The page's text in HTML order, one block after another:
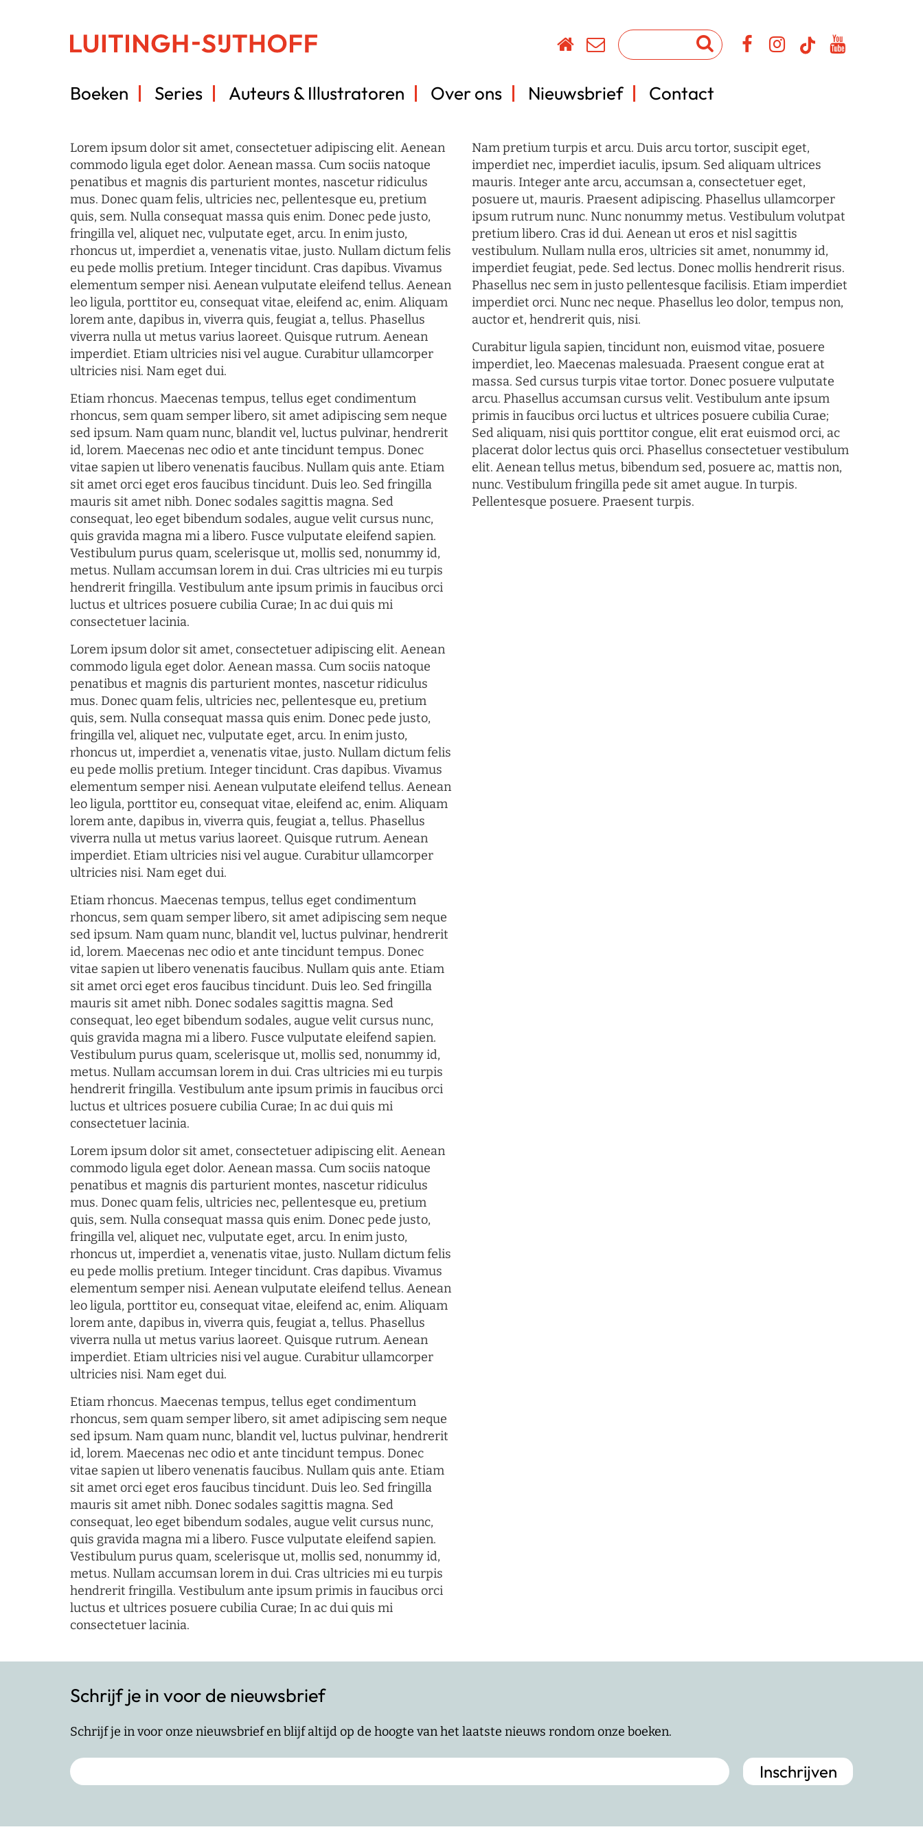
Boeken Series Auteurs & Illustratoren Over ons Nieuwsbrief Contact
Lorem ipsum dolor sit amet, consectetuer adipiscing elit. Aenean
commodo ligula eget dolor. Aenean massa. Cum sociis natoque
penatibus et magnis dis parturient montes, nascetur ridiculus
mus. Donec quam felis, ultricies nec, pellentesque eu, pretium
quis, sem. Nulla consequat massa quis enim. Donec pede justo,
fringilla vel, aliquet nec, vulputate eget, arcu. In enim justo,
rhoncus ut, imperdiet a, venenatis vitae, justo. Nullam dictum felis
eu pede mollis pretium. Integer tincidunt. Cras dapibus. Vivamus
elementum semper nisi. Aenean vulputate eleifend tellus. Aenean
leo ligula, porttitor eu, consequat vitae, eleifend ac, enim. Aliquam
lorem ante, dapibus in, viverra quis, feugiat a, tellus. Phasellus
viverra nulla ut metus varius laoreet. Quisque rutrum. Aenean
imperdiet. Etiam ultricies nisi vel augue. Curabitur ullamcorper
ultricies nisi. Nam eget dui.
Etiam rhoncus. Maecenas tempus, tellus eget condimentum
rhoncus, sem quam semper libero, sit amet adipiscing sem neque
sed ipsum. Nam quam nunc, blandit vel, luctus pulvinar, hendrerit
id, lorem. Maecenas nec odio et ante tincidunt tempus. Donec
vitae sapien ut libero venenatis faucibus. Nullam quis ante. Etiam
sit amet orci eget eros faucibus tincidunt. Duis leo. Sed fringilla
mauris sit amet nibh. Donec sodales sagittis magna. Sed
consequat, leo eget bibendum sodales, augue velit cursus nunc,
quis gravida magna mi a libero. Fusce vulputate eleifend sapien.
Vestibulum purus quam, scelerisque ut, mollis sed, nonummy id,
metus. Nullam accumsan lorem in dui. Cras ultricies mi eu turpis
hendrerit fringilla. Vestibulum ante ipsum primis in faucibus orci
luctus et ultrices posuere cubilia Curae; In ac dui quis mi
consectetuer lacinia.
Lorem ipsum dolor sit amet, consectetuer adipiscing elit. Aenean
commodo ligula eget dolor. Aenean massa. Cum sociis natoque
penatibus et magnis dis parturient montes, nascetur ridiculus
mus. Donec quam felis, ultricies nec, pellentesque eu, pretium
quis, sem. Nulla consequat massa quis enim. Donec pede justo,
fringilla vel, aliquet nec, vulputate eget, arcu. In enim justo,
rhoncus ut, imperdiet a, venenatis vitae, justo. Nullam dictum felis
eu pede mollis pretium. Integer tincidunt. Cras dapibus. Vivamus
elementum semper nisi. Aenean vulputate eleifend tellus. Aenean
leo ligula, porttitor eu, consequat vitae, eleifend ac, enim. Aliquam
lorem ante, dapibus in, viverra quis, feugiat a, tellus. Phasellus
viverra nulla ut metus varius laoreet. Quisque rutrum. Aenean
imperdiet. Etiam ultricies nisi vel augue. Curabitur ullamcorper
ultricies nisi. Nam eget dui.
Etiam rhoncus. Maecenas tempus, tellus eget condimentum
rhoncus, sem quam semper libero, sit amet adipiscing sem neque
sed ipsum. Nam quam nunc, blandit vel, luctus pulvinar, hendrerit
id, lorem. Maecenas nec odio et ante tincidunt tempus. Donec
vitae sapien ut libero venenatis faucibus. Nullam quis ante. Etiam
sit amet orci eget eros faucibus tincidunt. Duis leo. Sed fringilla
mauris sit amet nibh. Donec sodales sagittis magna. Sed
consequat, leo eget bibendum sodales, augue velit cursus nunc,
quis gravida magna mi a libero. Fusce vulputate eleifend sapien.
Vestibulum purus quam, scelerisque ut, mollis sed, nonummy id,
metus. Nullam accumsan lorem in dui. Cras ultricies mi eu turpis
hendrerit fringilla. Vestibulum ante ipsum primis in faucibus orci
luctus et ultrices posuere cubilia Curae; In ac dui quis mi
consectetuer lacinia.
Lorem ipsum dolor sit amet, consectetuer adipiscing elit. Aenean
commodo ligula eget dolor. Aenean massa. Cum sociis natoque
penatibus et magnis dis parturient montes, nascetur ridiculus
mus. Donec quam felis, ultricies nec, pellentesque eu, pretium
quis, sem. Nulla consequat massa quis enim. Donec pede justo,
fringilla vel, aliquet nec, vulputate eget, arcu. In enim justo,
rhoncus ut, imperdiet a, venenatis vitae, justo. Nullam dictum felis
eu pede mollis pretium. Integer tincidunt. Cras dapibus. Vivamus
elementum semper nisi. Aenean vulputate eleifend tellus. Aenean
leo ligula, porttitor eu, consequat vitae, eleifend ac, enim. Aliquam
lorem ante, dapibus in, viverra quis, feugiat a, tellus. Phasellus
viverra nulla ut metus varius laoreet. Quisque rutrum. Aenean
imperdiet. Etiam ultricies nisi vel augue. Curabitur ullamcorper
ultricies nisi. Nam eget dui.
Etiam rhoncus. Maecenas tempus, tellus eget condimentum
rhoncus, sem quam semper libero, sit amet adipiscing sem neque
sed ipsum. Nam quam nunc, blandit vel, luctus pulvinar, hendrerit
id, lorem. Maecenas nec odio et ante tincidunt tempus. Donec
vitae sapien ut libero venenatis faucibus. Nullam quis ante. Etiam
sit amet orci eget eros faucibus tincidunt. Duis leo. Sed fringilla
mauris sit amet nibh. Donec sodales sagittis magna. Sed
consequat, leo eget bibendum sodales, augue velit cursus nunc,
quis gravida magna mi a libero. Fusce vulputate eleifend sapien.
Vestibulum purus quam, scelerisque ut, mollis sed, nonummy id,
metus. Nullam accumsan lorem in dui. Cras ultricies mi eu turpis
hendrerit fringilla. Vestibulum ante ipsum primis in faucibus orci
luctus et ultrices posuere cubilia Curae; In ac dui quis mi
consectetuer lacinia.
Nam pretium turpis et arcu. Duis arcu tortor, suscipit eget,
imperdiet nec, imperdiet iaculis, ipsum. Sed aliquam ultrices
mauris. Integer ante arcu, accumsan a, consectetuer eget,
posuere ut, mauris. Praesent adipiscing. Phasellus ullamcorper
ipsum rutrum nunc. Nunc nonummy metus. Vestibulum volutpat
pretium libero. Cras id dui. Aenean ut eros et nisl sagittis
vestibulum. Nullam nulla eros, ultricies sit amet, nonummy id,
imperdiet feugiat, pede. Sed lectus. Donec mollis hendrerit risus.
Phasellus nec sem in justo pellentesque facilisis. Etiam imperdiet
imperdiet orci. Nunc nec neque. Phasellus leo dolor, tempus non,
auctor et, hendrerit quis, nisi.
Curabitur ligula sapien, tincidunt non, euismod vitae, posuere
imperdiet, leo. Maecenas malesuada. Praesent congue erat at
massa. Sed cursus turpis vitae tortor. Donec posuere vulputate
arcu. Phasellus accumsan cursus velit. Vestibulum ante ipsum
primis in faucibus orci luctus et ultrices posuere cubilia Curae;
Sed aliquam, nisi quis porttitor congue, elit erat euismod orci, ac
placerat dolor lectus quis orci. Phasellus consectetuer vestibulum
elit. Aenean tellus metus, bibendum sed, posuere ac, mattis non,
nunc. Vestibulum fringilla pede sit amet augue. In turpis.
Pellentesque posuere. Praesent turpis.
Schrijf je in voor de nieuwsbrief
Schrijf je in voor onze nieuwsbrief en blijf altijd op de hoogte van het laatste nieuws rondom onze boeken.